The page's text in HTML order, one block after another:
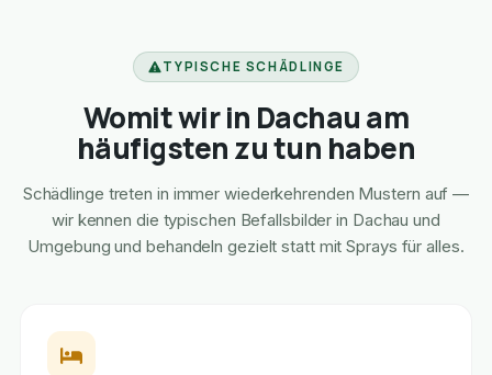
TYPISCHE SCHÄDLINGE
Womit wir in Dachau am
häufigsten zu tun haben
Schädlinge treten in immer wiederkehrenden Mustern auf —
wir kennen die typischen Befallsbilder in Dachau und
Umgebung und behandeln gezielt statt mit Sprays für alles.